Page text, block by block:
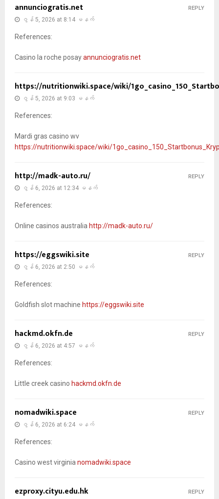
annunciogratis.net
ဇွန် 5, 2026 at 8:14 မနက်
References:
Casino la roche posayannunciogratis.net
REPLY
https://nutritionwiki.space/wiki/
ဇွန် 5, 2026 at 9:03 မနက်
References:
Mardi gras casino wv
https://nutritionwiki.space/wiki/
http://madk-auto.ru/
ဇွန် 6, 2026 at 12:34 မနက်
References:
Online casinos australia http://madk-auto.ru/
REPLY
https://eggswiki.site
ဇွန် 6, 2026 at 2:50 မနက်
References:
Goldfish slot machine https://eggswiki.site
REPLY
hackmd.okfn.de
ဇွန် 6, 2026 at 4:57 မနက်
References:
Little creek casino hackmd.okfn.de
REPLY
nomadwiki.space
ဇွန် 6, 2026 at 6:24 မနက်
References:
Casino west virginia nomadwiki.space
REPLY
ezproxy.cityu.edu.hk REPLY